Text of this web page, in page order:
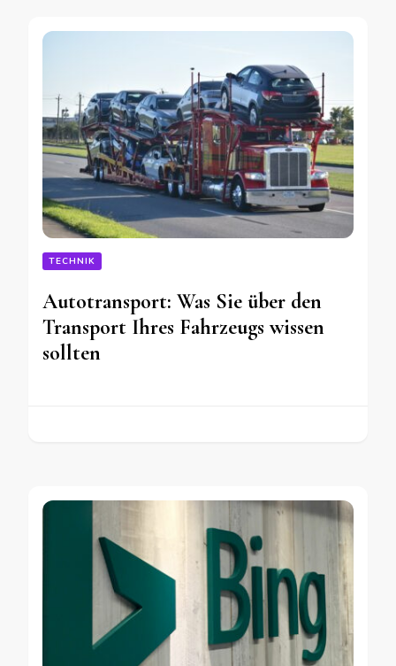
TECHNIK
Autotransport: Was Sie über den
Transport Ihres Fahrzeugs wissen
sollten